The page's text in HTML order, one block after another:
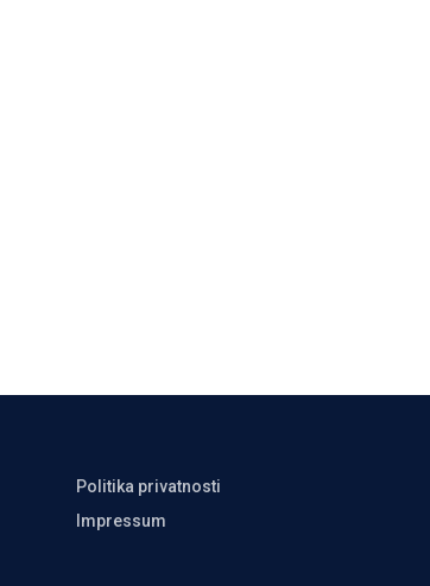
Politika privatnosti
Impressum